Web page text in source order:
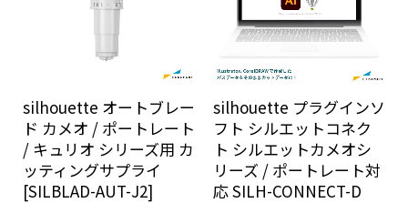
silhouette オートブレー
ド カメオ / ポートレート
/ キュリオ シリーズ用 カ
ッティングサプライ
[SILBLAD-AUT-J2]
silhouette プラグインソ
フト シルエットコネク
ト シルエットカメオシ
リーズ / ポートレート対
応 SILH-CONNECT-D